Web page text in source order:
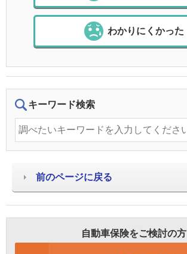
わかりにくかった
キーワード検索
前のページに戻る
自動車保険をご検討の方